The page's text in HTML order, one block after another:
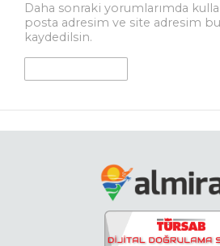
Daha sonraki yorumlarımda
posta adresim ve site adresim bu
kaydedilsin.